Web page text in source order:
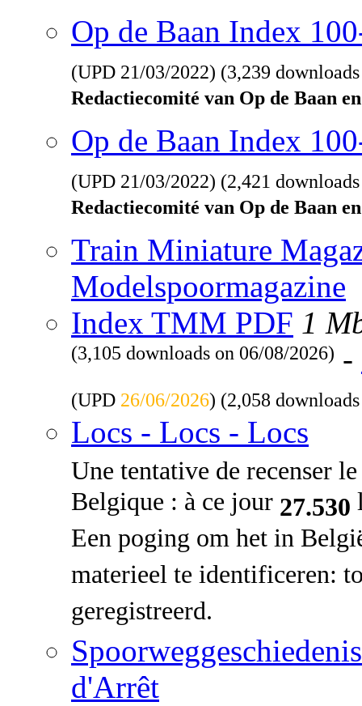
Op de Baan Index
(UPD 21/03/2022) (3,239
Redactiecomité van Op de Baan
Op de Baan Index
(UPD 21/03/2022) (2,421
Redactiecomité van Op de Baan
Train Miniature
Modelspoormagazine
Index TMM PDF 1
(3,105 downloads on 06/08/2026) -
(UPD 26/06/2026) (2,058
Locs - Locs - Locs
Une tentative de recenser
Belgique : à ce jour 27.530
Een poging om het in
materieel te identificeren:
geregistreerd.
d'Arrêt